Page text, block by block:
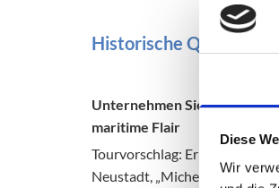
Diese
Wir
Historische Quartiere,
Unternehmen Sie mit uns
maritime Flair
Tourvorschlag: Erleben Sie
Neustadt, „Michel“ bis zur